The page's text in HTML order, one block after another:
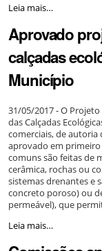
Aprovado
que
altera
lei
que
cria
a
Municipal
de
Defesa
Civil
-
Leia mais…
Aprovado
calçadas
Município
31/05/2017 - O
das Calçadas
comerciais, de autoria
aprovado em
comuns são feitas de
cerâmica, rochas ou
sistemas drenantes e
concreto poroso) ou
permeável), que
Aprovado
que
Leia mais…